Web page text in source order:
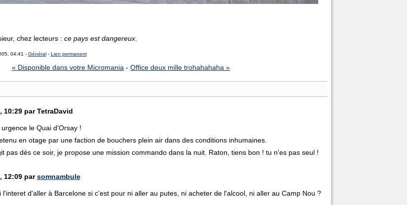
chez lecteurs : ce pays est dangereux.
04:41 - Général- Lien permanent
« Disponible dans votre Micromania - Office deux mille trohahahaha »
10:29 par TetraDavid
le Quai d'Orsay !
en otage par une faction de bouchers plein air dans des conditions inhumaines.
pas dès ce soir, je propose une mission commando dans la nuit. Raton, tiens bon ! tu n'es pas seul !
12:09 parsomnambule
l'interet d'aller à Barcelone si c'est pour ni aller au putes, ni acheter de l'alcool, ni aller au Camp Nou ?